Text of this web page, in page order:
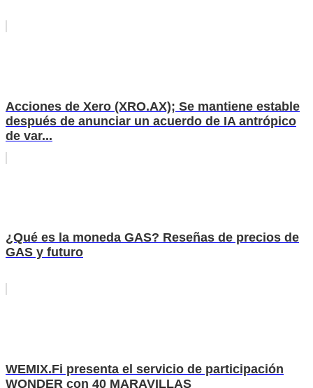
Acciones de Xero (XRO.AX); Se mantiene estable
después de anunciar un acuerdo de IA antrópico
de var...
¿Qué es la moneda GAS? Reseñas de precios de
GAS y futuro
WEMIX.Fi presenta el servicio de participación
WONDER con 40 MARAVILLAS